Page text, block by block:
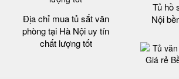
Địa chỉ mua tủ sắt văn
phòng tại Hà Nội uy tín
chất lượng tốt
Tủ hồ
Nội